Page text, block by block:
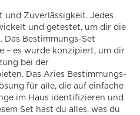
Zuverlässigkeit. Jedes
und getestet, um dir die
Das Bestimmungs-Set
– es wurde konzipiert, um dir
bei der
Das Aries Bestimmungs-
für alle, die auf einfache
im Haus identifizieren und
Set hast du alles, was du